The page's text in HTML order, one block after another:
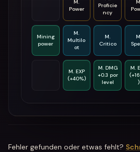
M.
Power
Proficie
ncy
Mining
power
M.
Multilo
ot
M.
Critico
M. EXP
(+40%)
M. DMG
+0.3 por
level
M.
)
Fehler gefunden oder etwas fehlt?